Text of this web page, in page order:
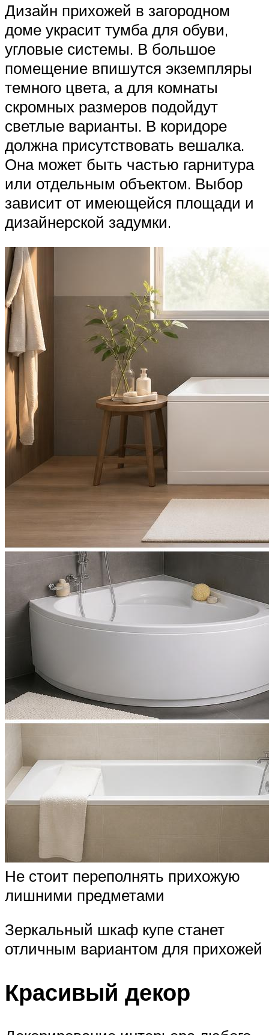
Дизайн прихожей в загородном
доме украсит тумба для обуви,
угловые системы. В большое
помещение впишутся экземпляры
темного цвета, а для комнаты
скромных размеров подойдут
светлые варианты. В коридоре
должна присутствовать вешалка.
Она может быть частью гарнитура
или отдельным объектом. Выбор
зависит от имеющейся площади и
дизайнерской задумки.
Не стоит переполнять прихожую
лишними предметами
Зеркальный шкаф купе станет
отличным вариантом для прихожей
Красивый декор